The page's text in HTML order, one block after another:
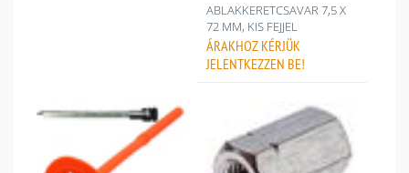
ABLAKKERETCSAVAR 7,5 X
72 MM, KIS FEJJEL
ÁRAKHOZ KÉRJÜK
JELENTKEZZEN BE!